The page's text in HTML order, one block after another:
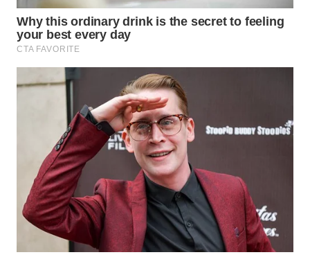
WN
MANDALIKA
WN
LIKUPANG
LABUANBAJO
WN
BORNEO
Wahana
Group